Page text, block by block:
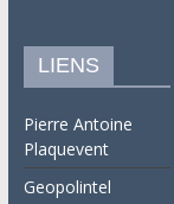
LIENS
Pierre Antoine
Plaquevent
Geopolintel